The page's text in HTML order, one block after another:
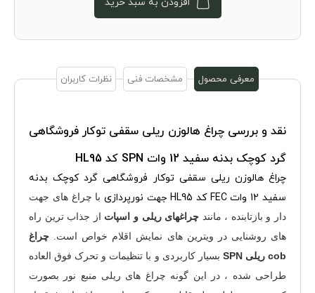
معرفی محصول مشخصات فنی نظرات کاربران
نقد و بررسیچراغ هالوزن ریلی سقفی توکار فروشگاهی
گرد کوچک بدنه سفید 12 وات SPN کد HL95
چراغ هالوزن ریلی سقفی توکار فروشگاهی گرد کوچک بدنه
سفید 12 وات FEC کد HL95
جهت نورپردازی با چراغ های جهت
دار و بازتابنده ، مانند چراغهای ریلی و اسپات از جذاب ترین راه
های روشنایی در ویترین های نمایش اقلام خواص است. چراغ
cob ریلی SPN
بسیار کاربردی و با تنظیمات و تحرک فوق العاده
طراحی شده ، در این گونه چراغ های ریلی منبع نور بصورت